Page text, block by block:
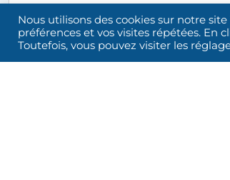
Nous utilisons des cookies sur notre
préférences et vos visites répétées. En
Toutefois, vous pouvez visiter les